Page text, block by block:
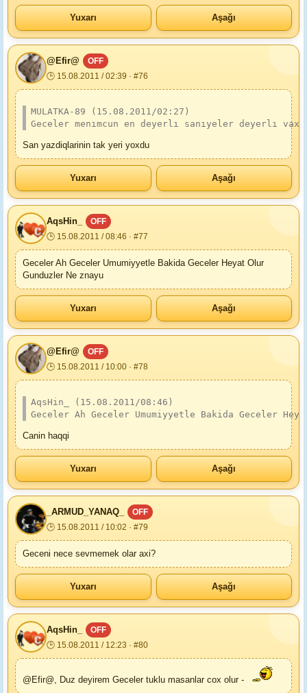
Yuxarı Aşağı
@Efir@
OFF
🕒 15.08.2011 / 02:39 · #76
MULATKA-89 (15.08.2011/02:27)
Geceler menımcun en deyerlı sanıyeler deyerlı
San yazdiqlarinin tak yeri yoxdu
Yuxarı Aşağı
AqsHin_
OFF
🕒 15.08.2011 / 08:46 · #77
Geceler Ah Geceler Umumiyyetle Bakida Geceler Heyat Olur
Gunduzler Ne znayu
Yuxarı Aşağı
@Efir@
OFF
🕒 15.08.2011 / 10:00 · #78
AqsHin_ (15.08.2011/08:46)
Geceler Ah Geceler Umumiyyetle Bakida Geceler
Canin haqqi
Yuxarı Aşağı
_ARMUD_YANAQ_
OFF
🕒 15.08.2011 / 10:02 · #79
Geceni nece sevmemek olar axi?
Yuxarı Aşağı
AqsHin_
OFF
🕒 15.08.2011 / 12:23 · #80
@Efir@, Duz deyirem Geceler tuklu masanlar cox olur -